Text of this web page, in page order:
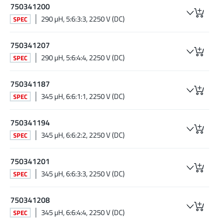
750341200
SPEC 290 µH, 5:6:3:3, 2250 V (DC)
750341207
SPEC 290 µH, 5:6:4:4, 2250 V (DC)
750341187
SPEC 345 µH, 6:6:1:1, 2250 V (DC)
750341194
SPEC 345 µH, 6:6:2:2, 2250 V (DC)
750341201
SPEC 345 µH, 6:6:3:3, 2250 V (DC)
750341208
SPEC 345 µH, 6:6:4:4, 2250 V (DC)